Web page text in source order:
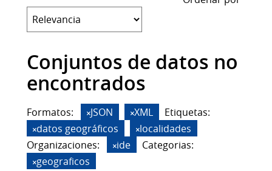
Conjuntos de datos no
encontrados
Formatos: JSON XML
Etiquetas:
datos geográficos
localidades
Organizaciones:
ide
Categorias:
geograficos